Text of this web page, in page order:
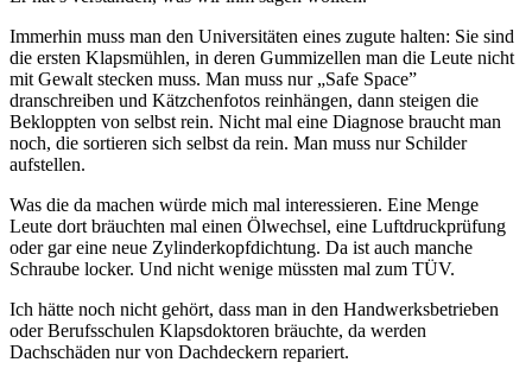
Immerhin muss man den Universitäten eines zugute halten: Sie sind
die ersten Klapsmühlen, in deren Gummizellen man die Leute nicht
mit Gewalt stecken muss. Man muss nur „Safe Space”
dranschreiben und Kätzchenfotos reinhängen, dann steigen die
Bekloppten von selbst rein. Nicht mal eine Diagnose braucht man
noch, die sortieren sich selbst da rein. Man muss nur Schilder
aufstellen.
Was die da machen würde mich mal interessieren. Eine Menge
Leute dort bräuchten mal einen Ölwechsel, eine Luftdruckprüfung
oder gar eine neue Zylinderkopfdichtung. Da ist auch manche
Schraube locker. Und nicht wenige müssten mal zum TÜV.
Ich hätte noch nicht gehört, dass man in den Handwerksbetrieben
oder Berufsschulen Klapsdoktoren bräuchte, da werden
Dachschäden nur von Dachdeckern repariert.